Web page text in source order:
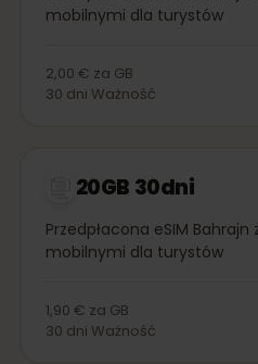
mobilnymi dla turystów
2,00 € za GB
30 dni Ważność
20GB 30dni
Przedpłacona eSIM Bahrajn
mobilnymi dla turystów
1,90 € za GB
30 dni Ważność